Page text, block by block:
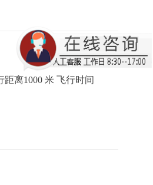
离1000 米 飞行时间